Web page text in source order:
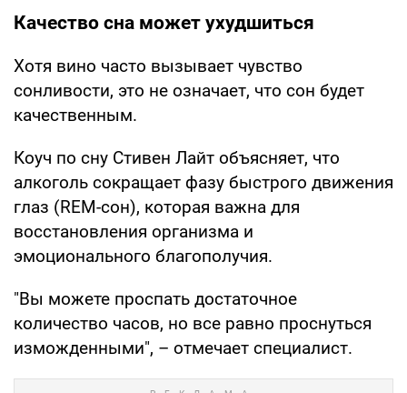
Качество сна может ухудшиться
Хотя вино часто вызывает чувство
сонливости, это не означает, что сон будет
качественным.
Коуч по сну Стивен Лайт объясняет, что
алкоголь сокращает фазу быстрого движения
глаз (REM-сон), которая важна для
восстановления организма и
эмоционального благополучия.
"Вы можете проспать достаточное
количество часов, но все равно проснуться
изможденными", – отмечает специалист.